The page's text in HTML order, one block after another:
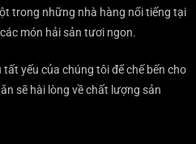
trong những nhà hàng nổi tiếng tại
món hải sản tươi ngon.
yếu của chúng tôi để chế bến cho
sẽ hài lòng về chất lượng sản